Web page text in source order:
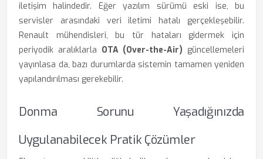
iletişim halindedir. Eğer yazılım sürümü eski ise, bu
servisler arasındaki veri iletimi hatalı gerçekleşebilir.
Renault mühendisleri, bu tür hataları gidermek için
periyodik aralıklarla OTA (Over-the-Air) güncellemeleri
yayınlasa da, bazı durumlarda sistemin tamamen yeniden
yapılandırılması gerekebilir.
Donma Sorunu Yaşadığınızda
Uygulanabilecek Pratik Çözümler